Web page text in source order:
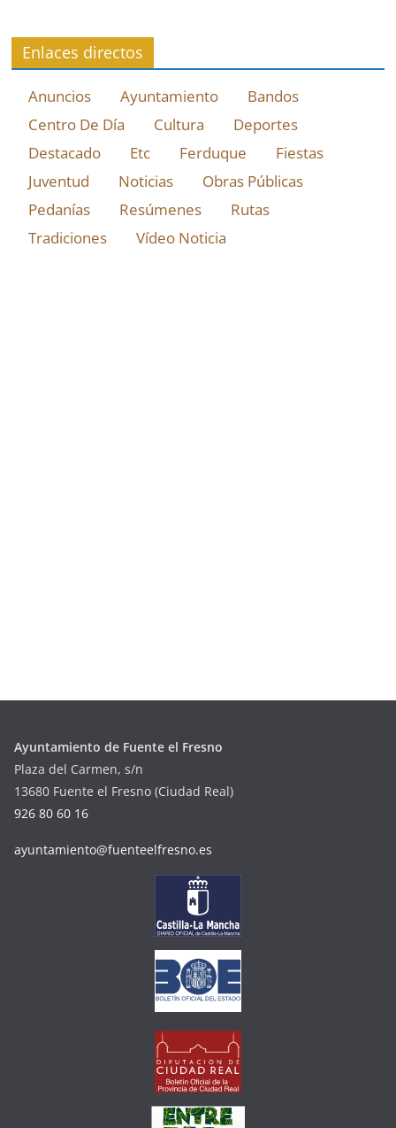
Enlaces directos
Anuncios Ayuntamiento
Bandos
Centro De Día
Cultura
Deportes
Destacado
Etc Ferduque
Fiestas
Juventud
Noticias
Obras Públicas
Pedanías
Resúmenes
Rutas
Tradiciones
Vídeo Noticia
Ayuntamiento de Fuente el Fresno
Plaza del Carmen, s/n
13680 Fuente el Fresno (Ciudad Real)
926 80 60 16
ayuntamiento@fuenteelfresno.es